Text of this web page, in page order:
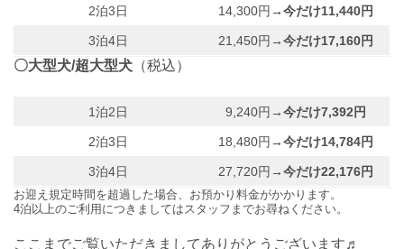
2泊3日 14,300円 →今だけ11,440円
3泊4日 21,450円 →今だけ17,160円
〇大型犬/超大型犬 （税込）
1泊2日 9,240円 →今だけ7,392円
2泊3日 18,480円 →今だけ14,784円
3泊4日 27,720円 →今だけ22,176円
お迎え規定時間を超過した場合、お預かり料金がかかります。
4泊以上のご利用につきましてはスタッフまでお尋ねください。
ここまでご覧いただきましてありがとうございます♬